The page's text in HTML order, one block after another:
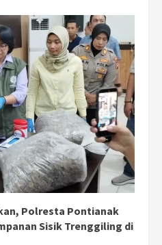
Polresta Pontianak
Sisik Trenggiling di